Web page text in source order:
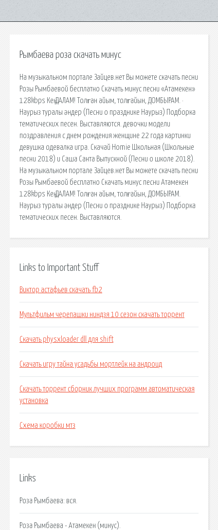
Рымбаева роза скачать минус
На музыкальном портале Зайцев.нет Вы можете скачать песни
Розы Рымбаевой бесплатно Скачать минус песни «Атамекен»
128kbps Кең ДАЛАМ! Толған айым, толғайын, ДОМБЫРАМ. ·
Наурыз туралы әндер (Песни о празднике Наурыз) Подборка
тематических песен. Выставляются. девочки модели
поздравления с днем рождения женщине 22 года картинки
девушка одевалка игра. Скачай Homie Школьная (Школьные
песни 2018) и Саша Санта Выпускной (Песни о школе 2018).
На музыкальном портале Зайцев.нет Вы можете скачать песни
Розы Рымбаевой бесплатно Скачать минус песни Атамекен
128kbps Кең ДАЛАМ! Толған айым, толғайын, ДОМБЫРАМ.
Наурыз туралы әндер (Песни о празднике Наурыз) Подборка
тематических песен. Выставляются.
Links to Important Stuff
Виктор астафьев скачать fb2
Мультфильм черепашки ниндзя 10 сезон скачать торрент
Скачать physxloader dll для shift
Скачать игру тайна усадьбы мортлейк на андроид
Скачать торрент сборник лучших программ автоматическая
установка
Схема коробки мтз
Links
Роза Рымбаева: вся.
Роза Рымбаева - Атамекен (минус).